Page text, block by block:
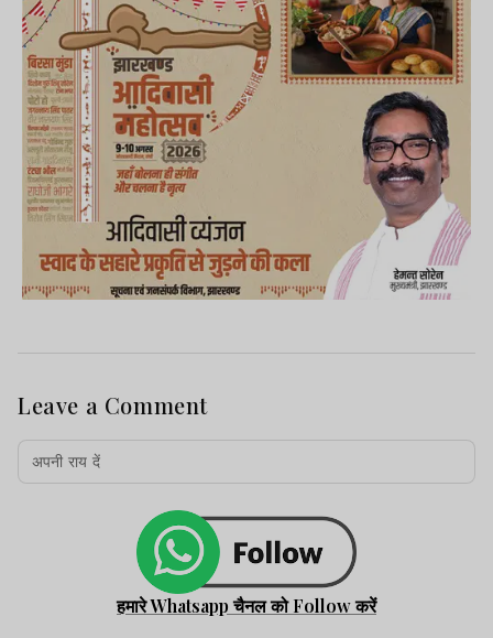
Leave a Comment
हमारे Whatsapp चैनल को Follow करें